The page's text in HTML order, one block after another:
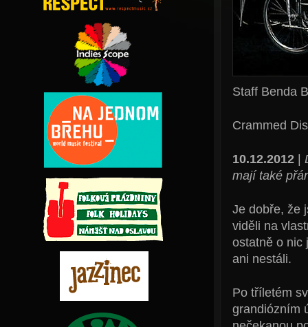
Staff Benda
Crammed
10.12.2012|
mají také
Je dobře, že
viděli na
ostatně o nic
ani nestáli.
Po tříletém
grandiózním